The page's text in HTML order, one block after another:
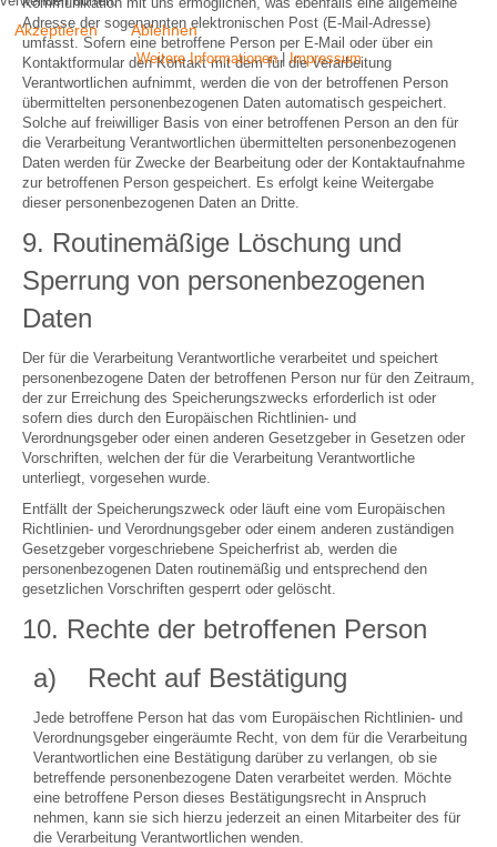
Adresse der sogenannten elektronischen Post (E-Mail-Adresse)
umfasst. Sofern eine betroffene Person per E-Mail oder über ein
Kontaktformular den Kontakt mit dem für die Verarbeitung
Verantwortlichen aufnimmt, werden die von der betroffenen Person
übermittelten personenbezogenen Daten automatisch gespeichert.
Solche auf freiwilliger Basis von einer betroffenen Person an den für
die Verarbeitung Verantwortlichen übermittelten personenbezogenen
Daten werden für Zwecke der Bearbeitung oder der Kontaktaufnahme
zur betroffenen Person gespeichert. Es erfolgt keine Weitergabe
dieser personenbezogenen Daten an Dritte.
9. Routinemäßige Löschung und
Sperrung von personenbezogenen
Daten
Der für die Verarbeitung Verantwortliche verarbeitet und speichert
personenbezogene Daten der betroffenen Person nur für den Zeitraum,
der zur Erreichung des Speicherungszwecks erforderlich ist oder
sofern dies durch den Europäischen Richtlinien- und
Verordnungsgeber oder einen anderen Gesetzgeber in Gesetzen oder
Vorschriften, welchen der für die Verarbeitung Verantwortliche
unterliegt, vorgesehen wurde.
Entfällt der Speicherungszweck oder läuft eine vom Europäischen
Richtlinien- und Verordnungsgeber oder einem anderen zuständigen
Gesetzgeber vorgeschriebene Speicherfrist ab, werden die
personenbezogenen Daten routinemäßig und entsprechend den
gesetzlichen Vorschriften gesperrt oder gelöscht.
10. Rechte der betroffenen Person
a) Recht auf Bestätigung
Jede betroffene Person hat das vom Europäischen Richtlinien- und
Verordnungsgeber eingeräumte Recht, von dem für die Verarbeitung
Verantwortlichen eine Bestätigung darüber zu verlangen, ob sie
betreffende personenbezogene Daten verarbeitet werden. Möchte
eine betroffene Person dieses Bestätigungsrecht in Anspruch
nehmen, kann sie sich hierzu jederzeit an einen Mitarbeiter des für
die Verarbeitung Verantwortlichen wenden.
Akzeptieren Ablehnen
Weitere Informationen|Impressum